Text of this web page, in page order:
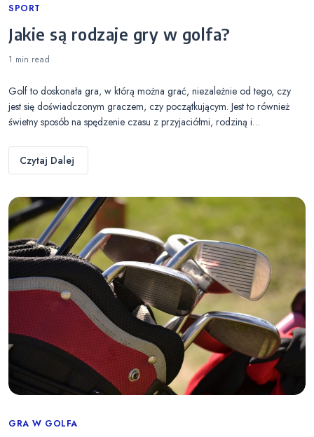
Categories
SPORT
Jakie są rodzaje gry w golfa?
1 min read
Golf to doskonała gra, w którą można grać, niezależnie od tego, czy
jest się doświadczonym graczem, czy początkującym. Jest to również
świetny sposób na spędzenie czasu z przyjaciółmi, rodziną i…
Czytaj Dalej
Categories
GRA W GOLFA